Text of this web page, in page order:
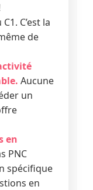
C’est la
de
Aucune
un
en
PNC
spécifique
en